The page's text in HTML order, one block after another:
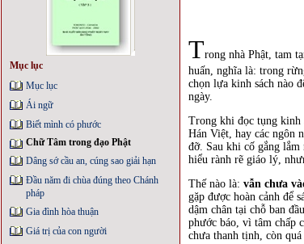
Mục lục
Mục lục
Ái ngữ
Biết mình có phước
Chữ Tâm trong đạo Phật
Dâng sớ cầu an, cúng sao giải hạn
Đầu năm đi chùa đúng theo Chánh
pháp
Gia đình hòa thuận
Giá trị của con người
Trong nhà Phật, tam
huấn, nghĩa là: trong
chọn lựa kinh sách nào
ngày.
Trong khi đọc tụng kinh
Hán Việt, hay các ngôn
đỡ. Sau khi cố gắng
hiểu rành rẽ giáo lý,
Thế nào là: vẫn chưa
gặp được hoàn cảnh để
dậm chân tại chỗ ban
phước báo, vì tâm chấp
chưa thanh tịnh, còn